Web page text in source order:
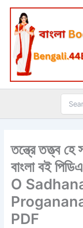
Skip
content
Search
for:
তন্ত্রে তত্ত্ব হে
বাংলা বই
O
PDF